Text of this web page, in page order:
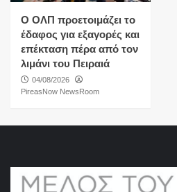
O ΟΛΠ προετοιμάζει το
έδαφος για εξαγορές και
επέκταση πέρα από τον
λιμάνι του Πειραιά
04/08/2026
PireasNow NewsRoom